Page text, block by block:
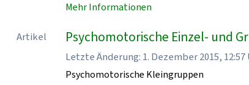
Mehr Informationen
Artikel Psychomotorische Einzel- und
Letzte Änderung: 1. Dezember 2015, 12:57
Psychomotorische Kleingruppen